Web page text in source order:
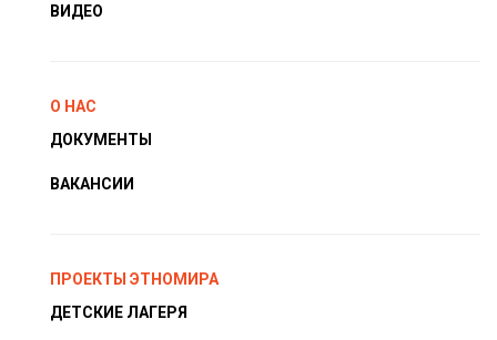
ВИДЕО
О НАС
ДОКУМЕНТЫ
ВАКАНСИИ
ПРОЕКТЫ ЭТНОМИРА
ДЕТСКИЕ ЛАГЕРЯ